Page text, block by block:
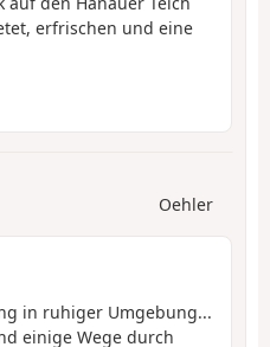
erfrischen und eine
Oehler
in ruhiger Umgebung...
einige Wege durch